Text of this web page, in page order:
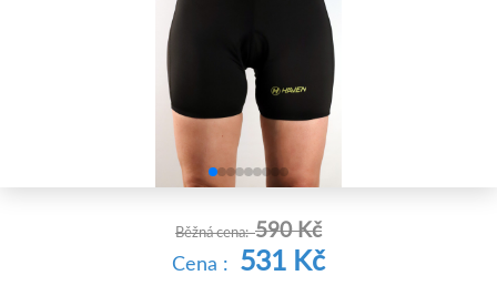
Běžná cena:590 Kč
Cena : 531 Kč